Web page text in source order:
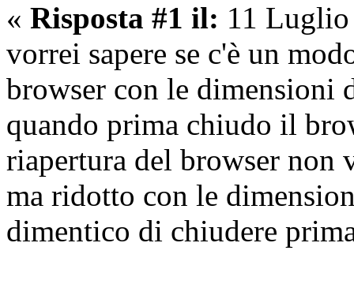
« Risposta #1 il: 11
vorrei sapere se c'è un
browser con le dimensioni
quando prima chiudo il
riapertura del browser non
ma ridotto con le
dimentico di chiudere